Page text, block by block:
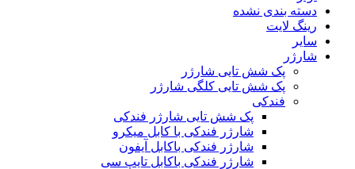
دسته بندی نشده
رینگ لایت
سایر
شارژر
پک شش تایی شارژر
پک شش تایی کلگی شارژر
فندکی
پک شش تایی شارژر فندکی
شارژر فندکی با کابل میکرو
شارژر فندکی باکابل آیفون
شارژر فندکی باکابل تایپ سی